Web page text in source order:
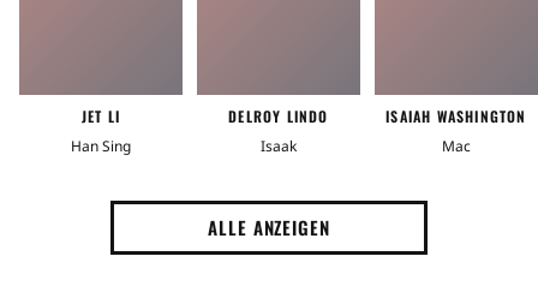
JET LI
Han Sing
DELROY LINDO
Isaak
ISAIAH WASHINGTON
Mac
ALLE ANZEIGEN